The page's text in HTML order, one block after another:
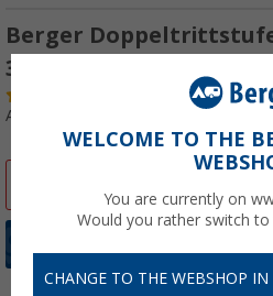
Berger
38 cm)
Art.-Nr.: 169770
WELCOME TO THE
You are currently on
Would you rather switch to
CHANGE TO THE WEBSHOP IN